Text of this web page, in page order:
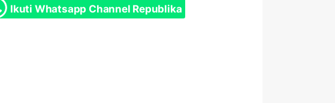
Ikuti Whatsapp Channel Republika